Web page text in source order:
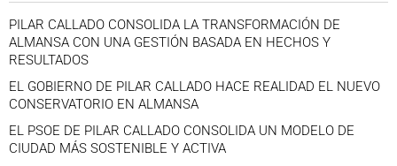
PILAR CALLADO CONSOLIDA LA TRANSFORMACIÓN DE
ALMANSA CON UNA GESTIÓN BASADA EN HECHOS Y
RESULTADOS
EL GOBIERNO DE PILAR CALLADO HACE REALIDAD EL NUEVO
CONSERVATORIO EN ALMANSA
EL PSOE DE PILAR CALLADO CONSOLIDA UN MODELO DE
CIUDAD MÁS SOSTENIBLE Y ACTIVA